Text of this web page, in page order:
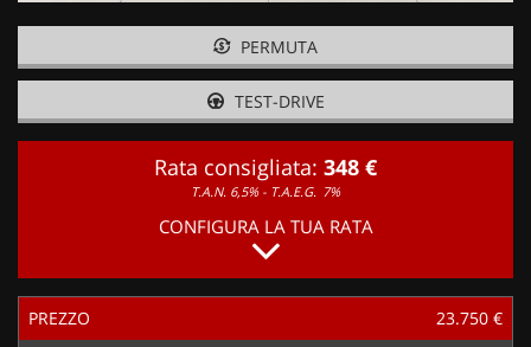
PERMUTA
TEST-DRIVE
Rata consigliata: 348 €
T.A.N. 6,5% - T.A.E.G. 7%
CONFIGURA LA TUA RATA
PREZZO
23.750 €